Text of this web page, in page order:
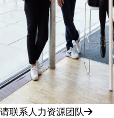
请联系人力资源团队